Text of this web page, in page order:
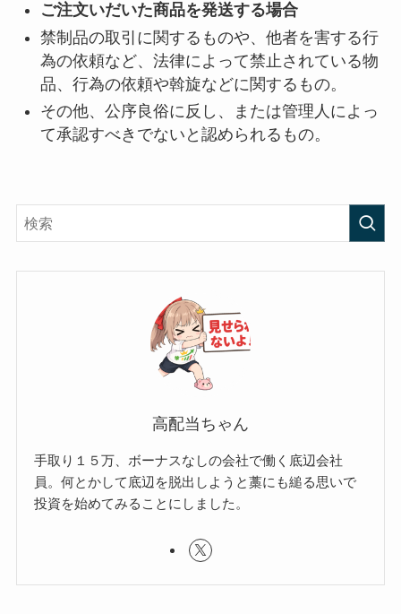
ご注文いだいた商品を発送する場合
禁制品の取引に関するものや、他者を害する行
為の依頼など、法律によって禁止されている物
品、行為の依頼や斡旋などに関するもの。
その他、公序良俗に反し、または管理人によっ
て承認すべきでないと認められるもの。
高配当ちゃん
手取り１５万、ボーナスなしの会社で働く底辺会社
員。何とかして底辺を脱出しようと藁にも縋る思いで
投資を始めてみることにしました。